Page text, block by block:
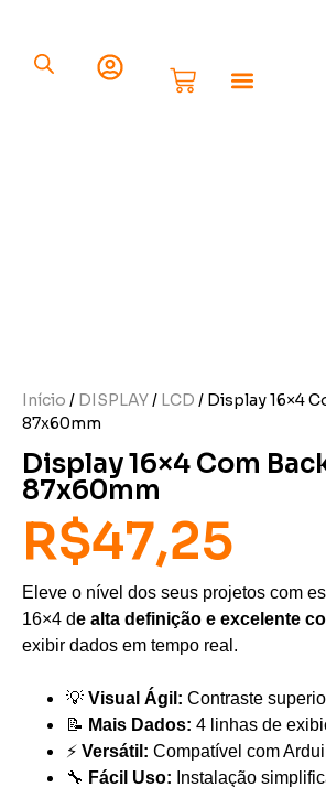
Início / DISPLAY/ LCD / Display 16×4
87x60mm
Display 16×4 Com
87x60mm
R$47,25
Eleve o nível dos seus projetos com
16×4 de alta definição e excelente
exibir dados em tempo real.
💡 Visual Ágil: Contraste
📝 Mais Dados: 4 linhas de
⚡ Versátil: Compatível com
🔧 Fácil Uso: Instalação